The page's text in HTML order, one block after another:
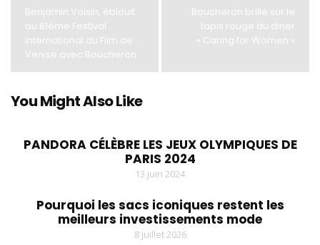
Benjamin Voisin, éblouit
au 81ème Festival
International du Film de
Venise avec Boucheron
Boucheron brille sur le
tapis rouge du diner
« Caring for Women »
You Might Also Like
PANDORA CÉLÈBRE LES JEUX OLYMPIQUES DE
PARIS 2024
13 juin 2024
Pourquoi les sacs iconiques restent les
meilleurs investissements mode
8 juillet 2026